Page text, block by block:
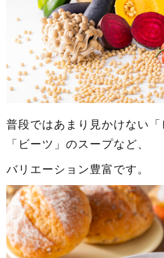
普段ではあまり見かけない
「ビーツ」のスープなど、
バリエーション豊富です。